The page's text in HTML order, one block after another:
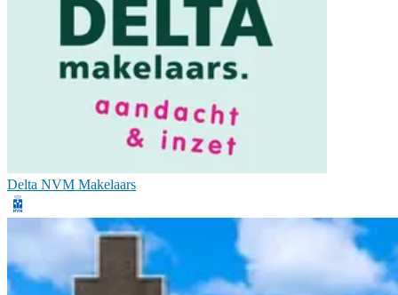
Delta NVM Makelaars